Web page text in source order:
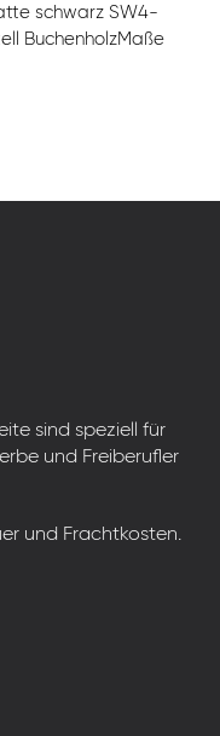
schwarz SW4-
BuchenholzMaße
sind speziell für
und Freiberufler
und Frachtkosten.